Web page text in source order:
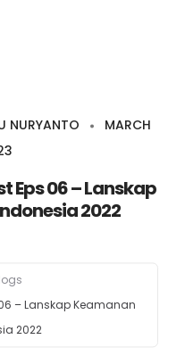
NURYANTO
MARCH
Eps 06 – Lanskap
2022
06 – Lanskap Keamanan
2022